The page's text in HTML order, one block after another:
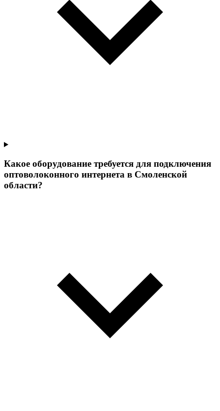
Какое оборудование требуется для подключения
оптоволоконного интернета в Смоленской
области?